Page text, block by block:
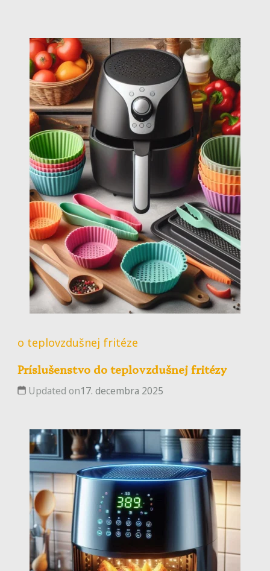
o teplovzdušnej fritéze
Príslušenstvo do teplovzdušnej fritézy
Updated on17. decembra 2025